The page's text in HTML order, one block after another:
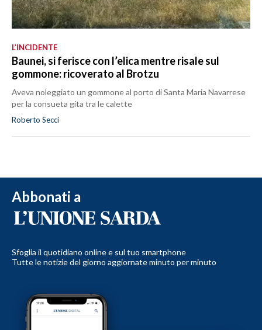
L’INCIDENTE
Baunei, si ferisce con l’elica mentre risale sul
gommone: ricoverato al Brotzu
Aveva noleggiato un gommone al porto di Santa Maria Navarrese
per la consueta gita tra le calette
Roberto Secci
Abbonati a
Sfoglia il quotidiano online e sul tuo smartphone
Tutte le notizie del giorno aggiornate minuto per minuto